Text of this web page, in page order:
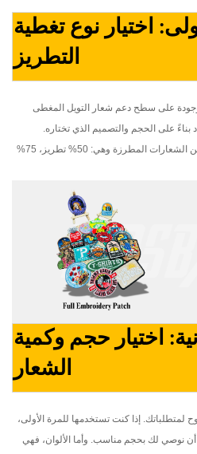
اختيار نوع تغطية
التطريز
على سطح دعم شعار التويل المغطى
بناءً على الحجم والتصميم الذي تختاره.
وفقًا لتغطية التطريز، نقدم ثلاثة أنواع من الشعارات المطرزة وهي: 50% تطريز، 75%
اختيار حجم وكمية
الشعار
لمتطلباتك. إذا كنت تستخدمها للمرة الأولى،
أن نوصي لك بحجم مناسب. وأما الألوان، فهي